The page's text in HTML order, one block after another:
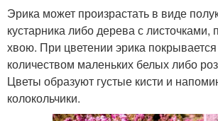
Эрика может произрастать в виде
кустарника либо дерева с
хвою. При цветении эрика
количеством маленьких белых либо
Цветы образуют густые кисти и
колокольчики.